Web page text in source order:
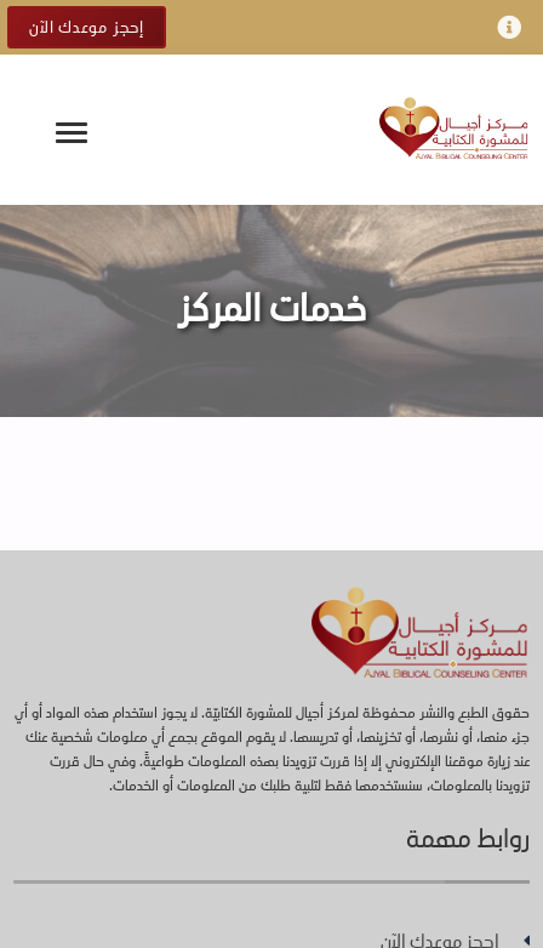
إحجز موعدك الآن
خدمات المركز
حقوق الطبع والنشر محفوظة لمركز أجيال للمشورة الكتابيّة. لا يجوز استخدام هذه المواد أو أي
جزء منها، أو نشرها، أو تخزينها، أو تدريسها. لا يقوم الموقع بجمع أي معلومات شخصية عنك
عند زيارة موقعنا الإلكتروني إلا إذا قررت تزويدنا بهذه المعلومات طواعيةً. وفي حال قررت
تزويدنا بالمعلومات، سنستخدمها فقط لتلبية طلبك من المعلومات أو الخدمات.
روابط مهمة